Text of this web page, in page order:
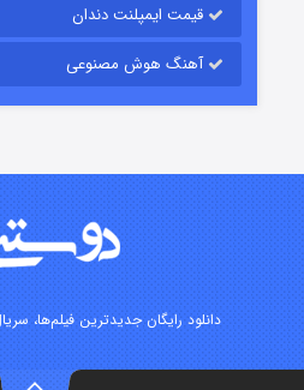
شوگر فصل
قیمت ایمپلنت دندان
آهنگ هوش مصنوعی
دانلود رایگان جدیدترین فیلم‌ها،